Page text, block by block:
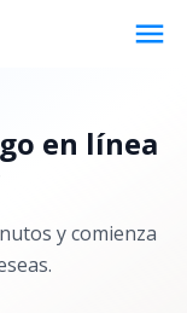
menu
en línea
y comienza